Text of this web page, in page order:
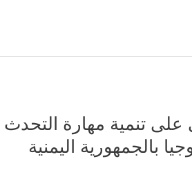
تنمية مهارة التحدث
بالجمهورية اليمنية